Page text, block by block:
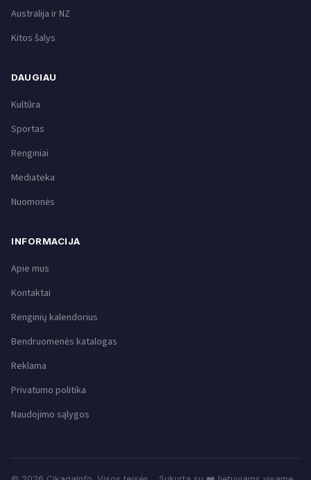
Australija ir NZ
Kitos šalys
DAUGIAU
Kultūra
Sportas
Renginiai
Mediateka
Nuomonės
INFORMACIJA
Apie mus
Kontaktai
Renginių kalendorius
Bendruomenės katalogas
Reklama
Privatumo politika
Naudojimo sąlygos